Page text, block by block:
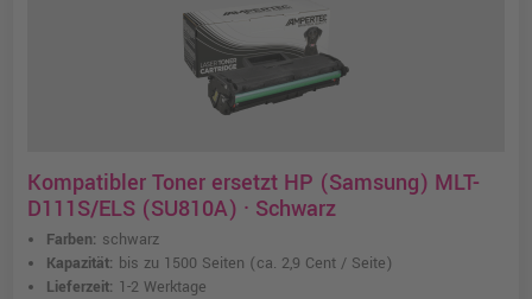
Kompatibler Toner ersetzt HP (Samsung) MLT-
D111S/ELS (SU810A) · Schwarz
Farben: schwarz
Kapazität: bis zu 1500 Seiten (ca. 2,9 Cent / Seite)
Lieferzeit: 1-2 Werktage